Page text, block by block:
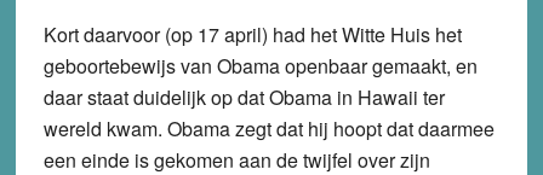
Kort daarvoor (op 17 april) had het Witte Huis het
geboortebewijs van Obama openbaar gemaakt, en
daar staat duidelijk op dat Obama in Hawaii ter
wereld kwam. Obama zegt dat hij hoopt dat daarmee
een einde is gekomen aan de twijfel over zijn